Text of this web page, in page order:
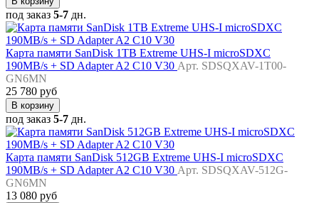
под заказ 5-7 дн.
Карта памяти SanDisk 1TB Extreme UHS-I microSDXC
190MB/s + SD Adapter A2 C10 V30 Арт. SDSQXAV-1T00-
GN6MN
25 780 руб
В корзину
под заказ 5-7 дн.
Карта памяти SanDisk 512GB Extreme UHS-I microSDXC
190MB/s + SD Adapter A2 C10 V30 Арт. SDSQXAV-512G-
GN6MN
13 080 руб